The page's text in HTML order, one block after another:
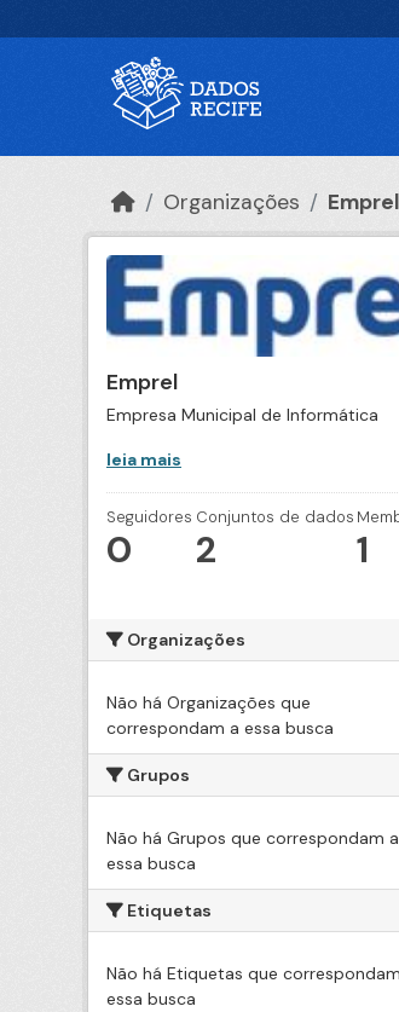
Organizações Emprel
Emprel
Empresa Municipal de Informática
leia mais
Seguidores
0
Conjuntos de dados
2 1
Organizações
Não há Organizações que
correspondam a essa busca
Grupos
Não há Grupos que correspondam a
essa busca
Etiquetas
Não há Etiquetas que
essa busca